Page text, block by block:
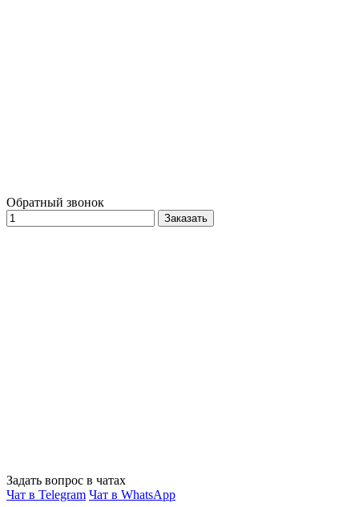
Обратный звонок
Заказать
Задать вопрос в чатах
Чат в Telegram Чат в WhatsApp